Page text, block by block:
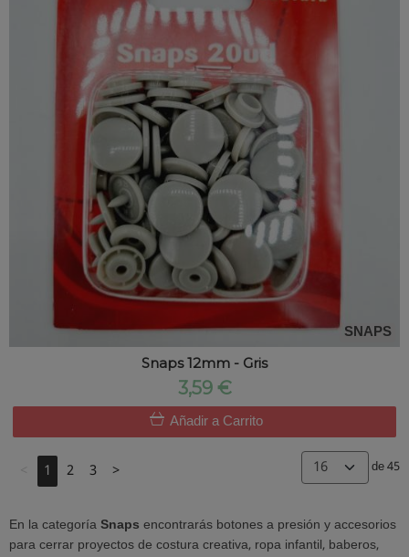
SNAPS
Snaps 12mm - Gris
3,59 €
Añadir a Carrito
1 2 3 > de 45
En la categoríaSnaps encontrarás botones a presión y accesorios
para cerrar proyectos de costura creativa, ropa infantil, baberos,